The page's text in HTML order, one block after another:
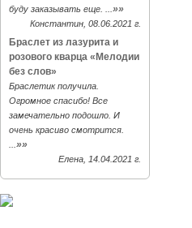
буду заказывать еще. ... »»
Константин, 08.06.2021 г.
Браслет из лазурита и
розового кварца «Мелодии
без слов»
Браслетик получила.
Огромное спасибо! Все
замечательно подошло. И
очень красиво смотрится.
»»
Елена, 14.04.2021 г.